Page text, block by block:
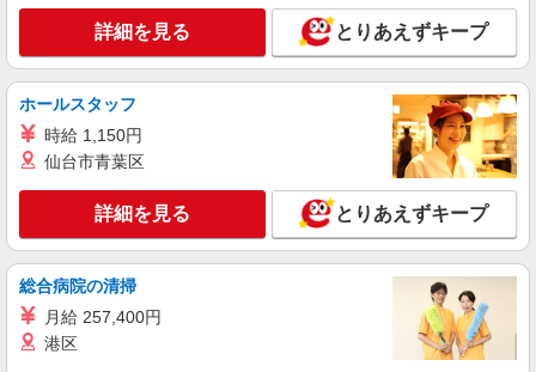
詳細を見る とりあえずキープ
ホールスタッフ
時給 1,150円
仙台市青葉区
詳細を見る とりあえずキープ
総合病院の清掃
月給 257,400円
港区